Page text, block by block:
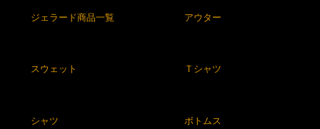
ジェラード商品一覧 アウター
スウェット Ｔシャツ
シャツ ボトムス